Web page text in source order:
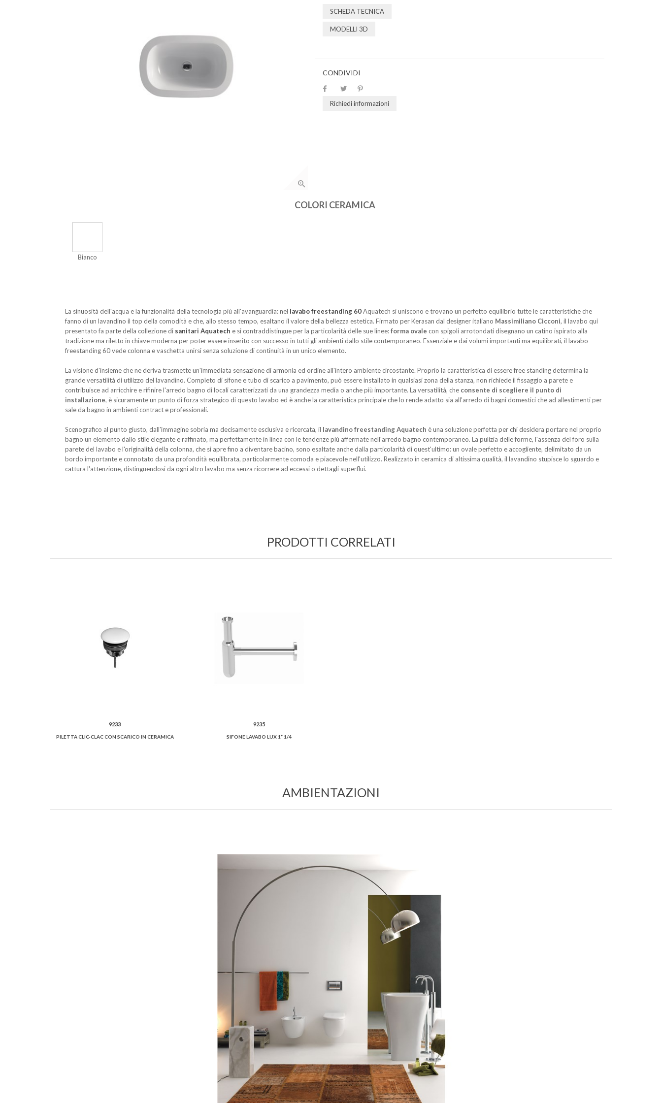
SCHEDA TECNICA
MODELLI 3D
CONDIVIDI
Richiedi informazioni
COLORI CERAMICA
Bianco
La sinuosità dell'acqua e la funzionalità della tecnologia più all'avanguardia: nel lavabo freestanding 60Aquatech si uniscono e trovano un perfetto equilibrio tutte le caratteristiche che
fanno di un lavandino il top della comodità e che, allo stesso tempo, esaltano il valore della bellezza estetica. Firmato per Kerasan dal designer italiano Massimiliano Cicconi, il lavabo qui
presentato fa parte della collezione di sanitari Aquatech e si contraddistingue per la particolarità delle sue linee:forma ovale con spigoli arrotondati disegnano un catino ispirato alla
tradizione ma riletto in chiave moderna per poter essere inserito con successo in tutti gli ambienti dallo stile contemporaneo. Essenziale e dai volumi importanti ma equilibrati, il lavabo
freestanding 60 vede colonna e vaschetta unirsi senza soluzione di continuità in un unico elemento.
La visione d'insieme che ne deriva trasmette un'immediata sensazione di armonia ed ordine all'intero ambiente circostante. Proprio la caratteristica di essere free standing determina la
grande versatilità di utilizzo del lavandino. Completo di sifone e tubo di scarico a pavimento, può essere installato in qualsiasi zona della stanza, non richiede il fissaggio a parete e
contribuisce ad arricchire e rifinire l'arredo bagno di locali caratterizzati da una grandezza media o anche più importante. La versatilità, che consente di scegliere il punto di
installazione, è sicuramente un punto di forza strategico di questo lavabo ed è anche la caratteristica principale che lo rende adatto sia all'arredo di bagni domestici che ad allestimenti per
sale da bagno in ambienti contract e professionali.
Scenografico al punto giusto, dall'immagine sobria ma decisamente esclusiva e ricercata, il lavandino freestanding Aquatech è una soluzione perfetta per chi desidera portare nel proprio
bagno un elemento dallo stile elegante e raffinato, ma perfettamente in linea con le tendenze più affermate nell'arredo bagno contemporaneo. La pulizia delle forme, l'assenza del foro sulla
parete del lavabo e l'originalità della colonna, che si apre fino a diventare bacino, sono esaltate anche dalla particolarità di quest'ultimo: un ovale perfetto e accogliente, delimitato da un
bordo importante e connotato da una profondità equilibrata, particolarmente comoda e piacevole nell'utilizzo. Realizzato in ceramica di altissima qualità, il lavandino stupisce lo sguardo e
cattura l'attenzione, distinguendosi da ogni altro lavabo ma senza ricorrere ad eccessi o dettagli superflui.
PRODOTTI CORRELATI
9233
PILETTA CLIC-CLAC CON SCARICO IN CERAMICA
9235
SIFONE LAVABO LUX 1” 1/4
AMBIENTAZIONI